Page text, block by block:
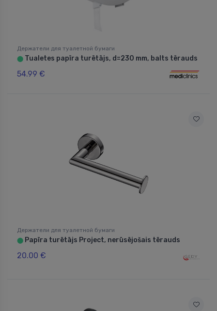
Держатели для туалетной бумаги
⬤ Tualetes papīra turētājs, d=230 mm, balts tērauds
54.99 €
Держатели для туалетной бумаги
⬤ Papīra turētājs Project, nerūsējošais tērauds
20.00 €